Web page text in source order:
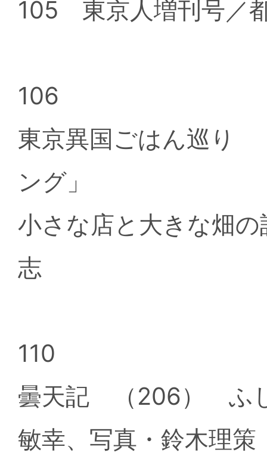
105 東京人増刊号／
106
東京異国ごはん巡り
ング」
小さな店と大きな畑
志
110
曇天記 （206） ふ
敏幸、写真・鈴木理策